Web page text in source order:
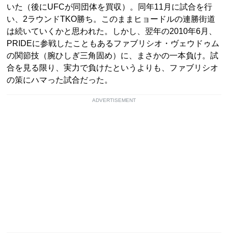
いた（後にUFCが同団体を買収）。同年11月に試合を行
い、2ラウンドTKO勝ち。このままヒョードルの連勝街道
は続いていくかと思われた。しかし、翌年の2010年6月、
PRIDEに参戦したこともあるファブリシオ・ヴェウドゥム
の関節技（腕ひしぎ三角固め）に、まさかの一本負け。試
合を見る限り、実力で負けたというよりも、ファブリシオ
の策にハマった試合だった。
ADVERTISEMENT